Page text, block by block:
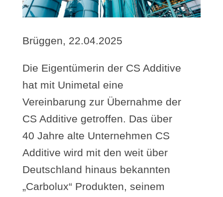
Brüggen, 22.04.2025
Die Eigentümerin der CS Additive
hat mit Unimetal eine
Vereinbarung zur Übernahme der
CS Additive getroffen. Das über
40 Jahre alte Unternehmen CS
Additive wird mit den weit über
Deutschland hinaus bekannten
„Carbolux“ Produkten, seinem